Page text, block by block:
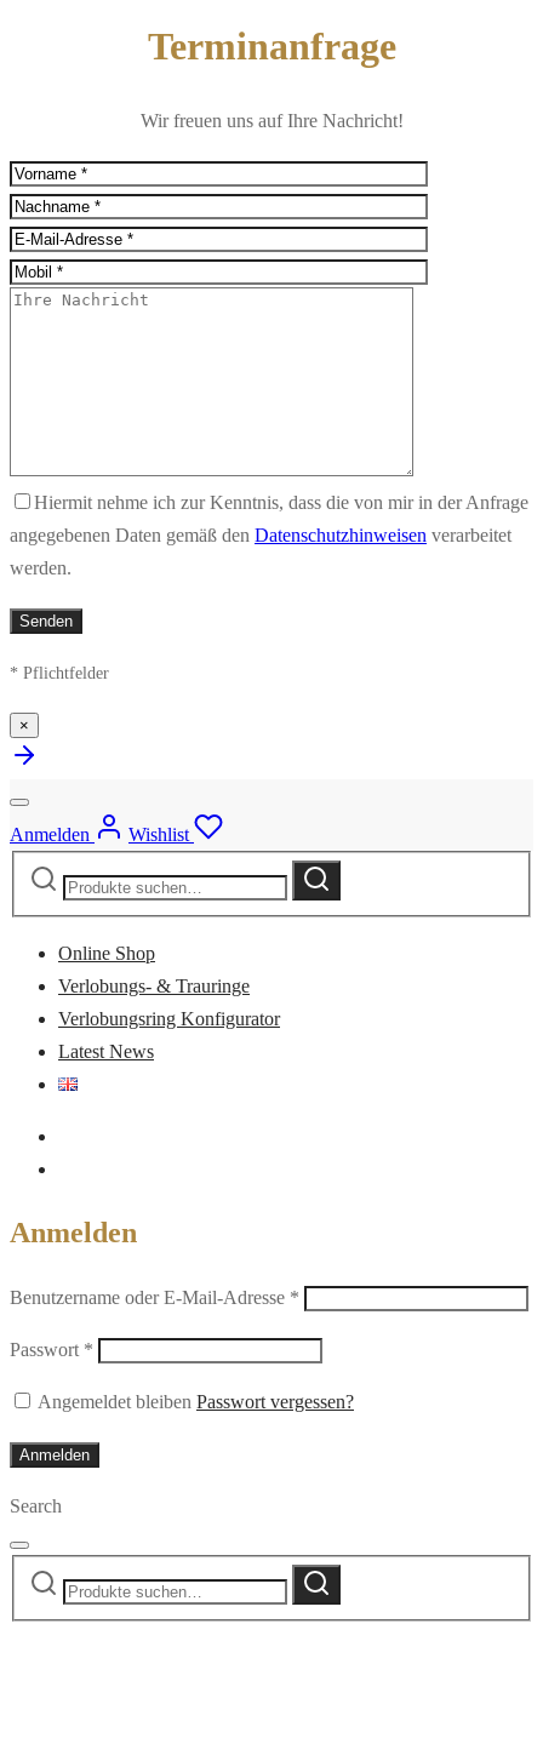
Terminanfrage
Wir freuen uns auf Ihre Nachricht!
Hiermit nehme ich zur Kenntnis, dass die von mir in der Anfrage
angegebenen Daten gemäß den Datenschutzhinweisen verarbeitet
werden.
* Pflichtfelder
×
Anmelden
Wishlist
Suche
Suche
Online Shop
Verlobungs- & Trauringe
Verlobungsring Konfigurator
Latest News
Anmelden
Benutzername oder E-Mail-Adresse *
Passwort *
Angemeldet bleiben Passwort vergessen?
Anmelden
Search
Suche
Suche